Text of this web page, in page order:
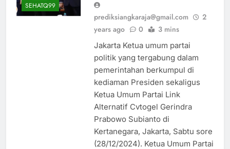
SEHATQ99
prediksiangkaraja@gmail.com
2
years ago
0 3 mins
Jakarta Ketua umum partai
politik yang tergabung dalam
pemerintahan berkumpul di
kediaman Presiden sekaligus
Ketua Umum Partai Link
Alternatif Cvtogel Gerindra
Prabowo Subianto di
Kertanegara, Jakarta, Sabtu sore
(28/12/2024). Ketua Umum Partai